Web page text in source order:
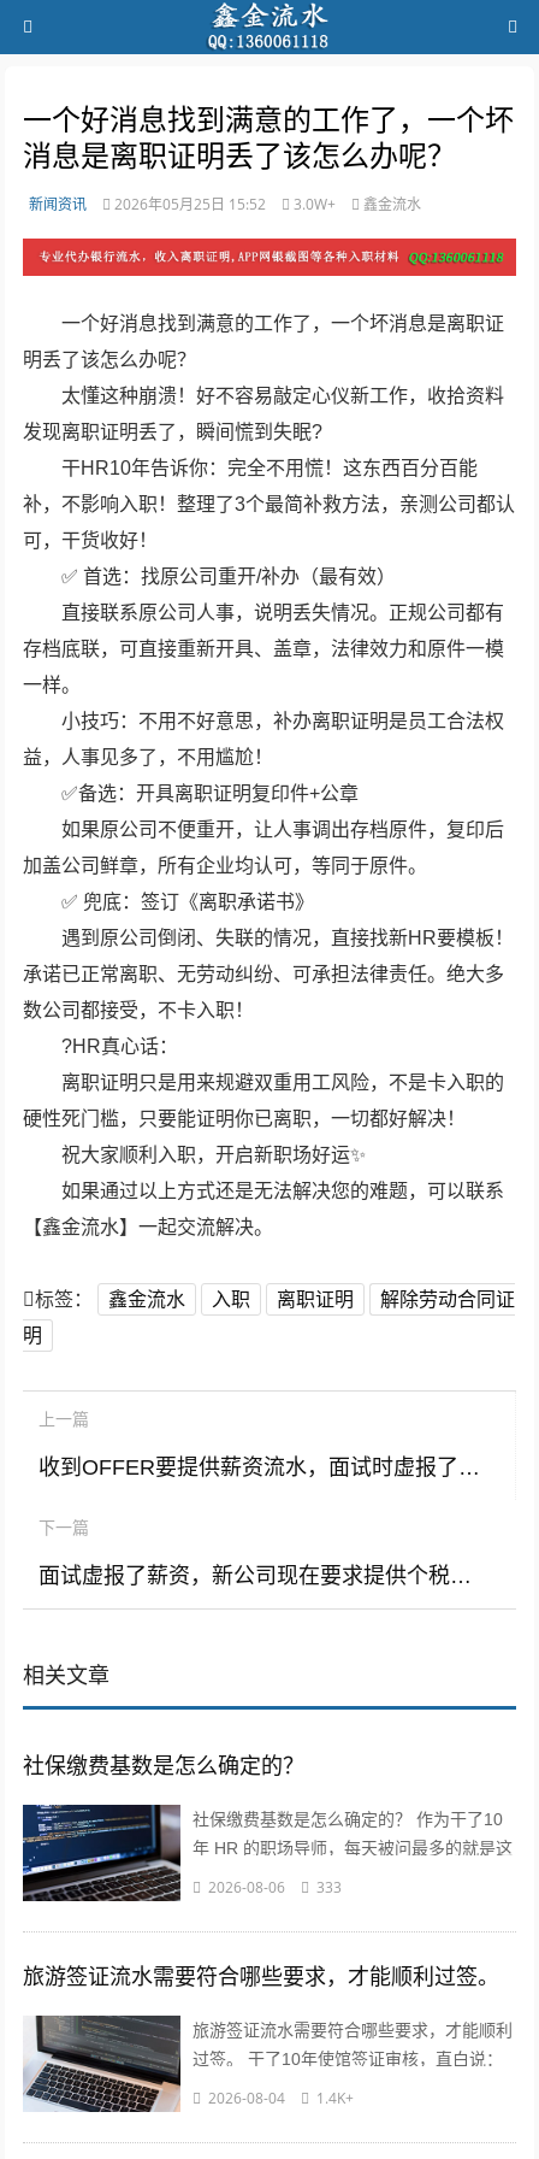
一个好消息找到满意的工作了，一个坏
消息是离职证明丢了该怎么办呢？
新闻资讯 2026年05月25日 15:52 3.0W+ 鑫金流水
一个好消息找到满意的工作了，一个坏消息是离职证
明丢了该怎么办呢？
太懂这种崩溃！好不容易敲定心仪新工作，收拾资料
发现离职证明丢了，瞬间慌到失眠?
干HR10年告诉你：完全不用慌！这东西百分百能
补，不影响入职！整理了3个最简补救方法，亲测公司都认
可，干货收好！
✅ 首选：找原公司重开/补办（最有效）
直接联系原公司人事，说明丢失情况。正规公司都有
存档底联，可直接重新开具、盖章，法律效力和原件一模
一样。
小技巧：不用不好意思，补办离职证明是员工合法权
益，人事见多了，不用尴尬！
✅备选：开具离职证明复印件+公章
如果原公司不便重开，让人事调出存档原件，复印后
加盖公司鲜章，所有企业均认可，等同于原件。
✅ 兜底：签订《离职承诺书》
遇到原公司倒闭、失联的情况，直接找新HR要模板！
承诺已正常离职、无劳动纠纷、可承担法律责任。绝大多
数公司都接受，不卡入职！
?HR真心话：
离职证明只是用来规避双重用工风险，不是卡入职的
硬性死门槛，只要能证明你已离职，一切都好解决！
祝大家顺利入职，开启新职场好运✨
如果通过以上方式还是无法解决您的难题，可以联系
【鑫金流水】一起交流解决。
标签： 鑫金流水 入职 离职证明
解除劳动合同证
明
上一篇
收到OFFER要提供薪资流水，面试时虚报了薪资，该怎么办呢？
下一篇
面试虚报了薪资，新公司现在要求提供个税录屏该怎么办？
相关文章
社保缴费基数是怎么确定的？
社保缴费基数是怎么确定的？ 作为干了10
年 HR 的职场导师，每天被问最多的就是这
2026-08-06 333
旅游签证流水需要符合哪些要求，才能顺利过签。
旅游签证流水需要符合哪些要求，才能顺利
过签。 干了10年使馆签证审核，直白说：
2026-08-04 1.4K+